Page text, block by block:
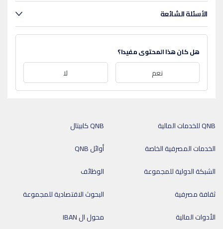
الأسئلة الشائعة
هل كان هذا المحتوى مفيدا؟
نعم لا
QNB كابيتال
QNB للخدمات المالية
أوائل QNB
الخدمات المصرفية الخاصة
الوظائف
الشبكة الدولية للمجموعة
البحوث الاقتصادية للمجموعة
ثقافة مصرفية
محول ال IBAN
الأدوات المالية